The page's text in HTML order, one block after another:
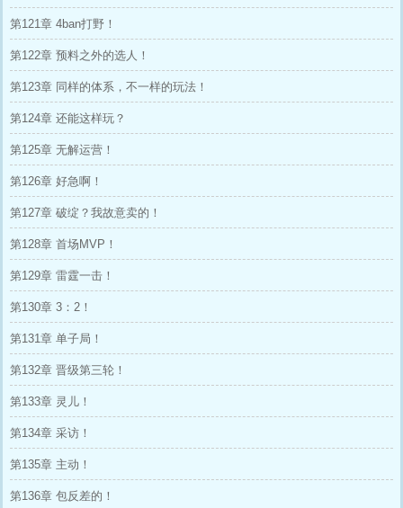
第121章 4ban打野！
第122章 预料之外的选人！
第123章 同样的体系，不一样的玩法！
第124章 还能这样玩？
第125章 无解运营！
第126章 好急啊！
第127章 破绽？我故意卖的！
第128章 首场MVP！
第129章 雷霆一击！
第130章 3：2！
第131章 单子局！
第132章 晋级第三轮！
第133章 灵儿！
第134章 采访！
第135章 主动！
第136章 包反差的！